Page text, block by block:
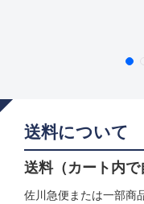
送料について
送料（カート内で
佐川急便または一部商